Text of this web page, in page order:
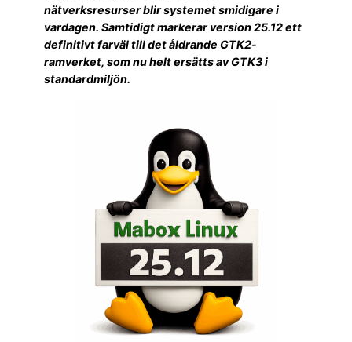
nätverksresurser blir systemet smidigare i
vardagen. Samtidigt markerar version 25.12 ett
definitivt farväl till det åldrande GTK2-
ramverket, som nu helt ersätts av GTK3 i
standardmiljön.